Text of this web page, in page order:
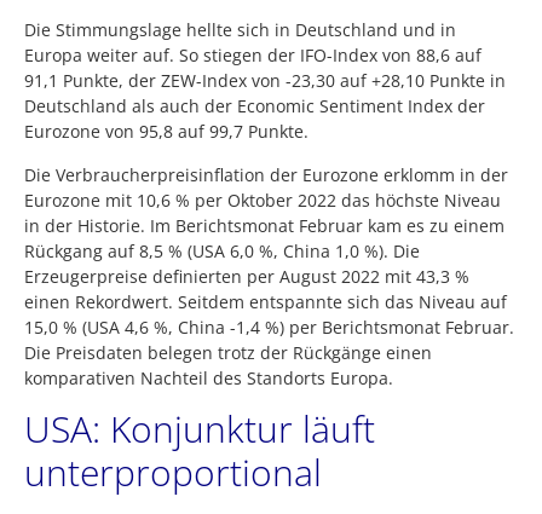
Die Stimmungslage hellte sich in Deutschland und in
Europa weiter auf. So stiegen der IFO-Index von 88,6 auf
91,1 Punkte, der ZEW-Index von -23,30 auf +28,10 Punkte in
Deutschland als auch der Economic Sentiment Index der
Eurozone von 95,8 auf 99,7 Punkte.
Die Verbraucherpreisinflation der Eurozone erklomm in der
Eurozone mit 10,6 % per Oktober 2022 das höchste Niveau
in der Historie. Im Berichtsmonat Februar kam es zu einem
Rückgang auf 8,5 % (USA 6,0 %, China 1,0 %). Die
Erzeugerpreise definierten per August 2022 mit 43,3 %
einen Rekordwert. Seitdem entspannte sich das Niveau auf
15,0 % (USA 4,6 %, China -1,4 %) per Berichtsmonat Februar.
Die Preisdaten belegen trotz der Rückgänge einen
komparativen Nachteil des Standorts Europa.
USA: Konjunktur läuft
unterproportional